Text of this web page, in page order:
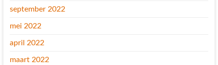
september 2022
mei 2022
april 2022
maart 2022